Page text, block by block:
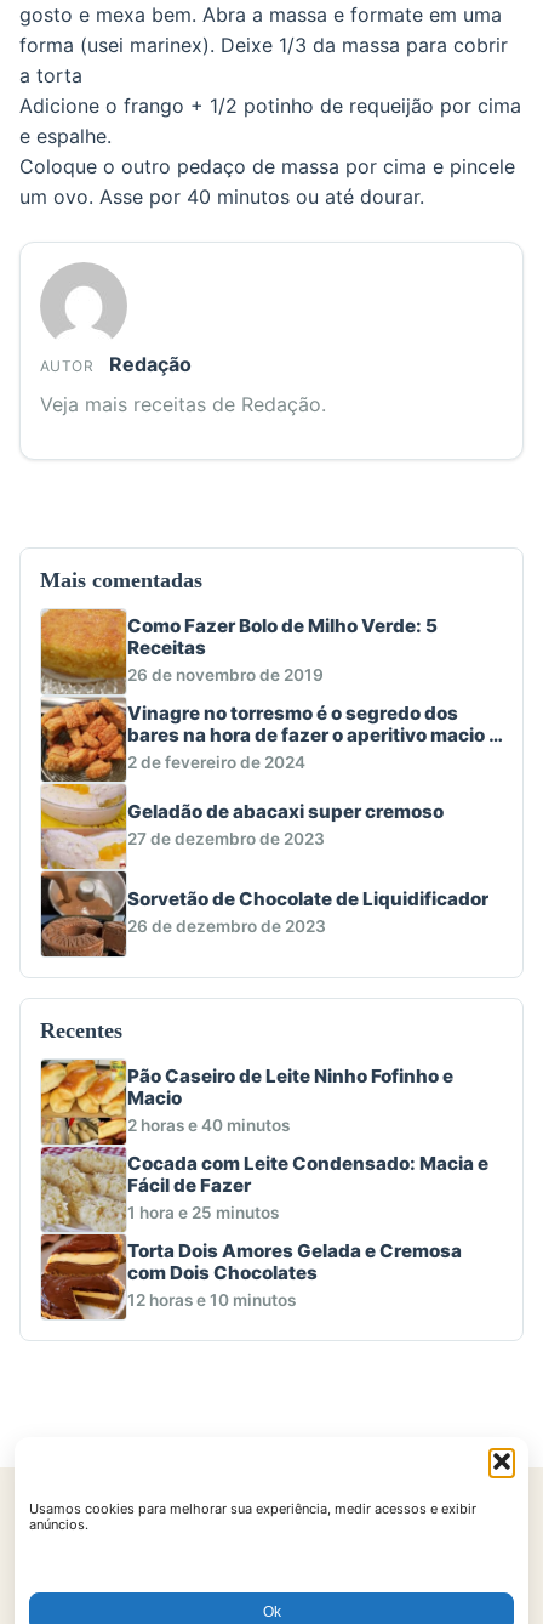
Usamos cookies para melhorar sua experiência, medir acessos e exibir
anúncios.
Ok
gosto e mexa bem. Abra a massa e formate em uma
forma (usei marinex). Deixe 1/3 da massa para cobrir
a torta
Adicione o frango + 1/2 potinho de requeijão por cima
e espalhe.
Coloque o outro pedaço de massa por cima e pincele
um ovo. Asse por 40 minutos ou até dourar.
AUTOR
Redação
Veja mais receitas de Redação.
Mais comentadas
Como Fazer Bolo de Milho Verde: 5
Receitas
26 de novembro de 2019
Vinagre no torresmo é o segredo dos
bares na hora de fazer o aperitivo macio e
crocante
2 de fevereiro de 2024
Geladão de abacaxi super cremoso
27 de dezembro de 2023
Sorvetão de Chocolate de Liquidificador
26 de dezembro de 2023
Recentes
Pão Caseiro de Leite Ninho Fofinho e
Macio
2 horas e 40 minutos
Cocada com Leite Condensado: Macia e
Fácil de Fazer
1 hora e 25 minutos
Torta Dois Amores Gelada e Cremosa
com Dois Chocolates
12 horas e 10 minutos
Início Contato Política de Privacidade